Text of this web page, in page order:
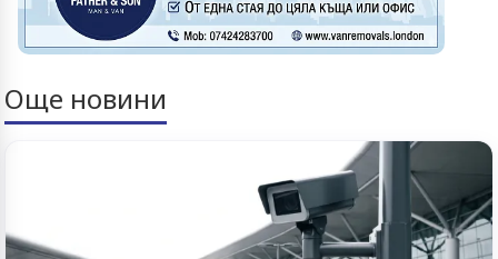
Още новини